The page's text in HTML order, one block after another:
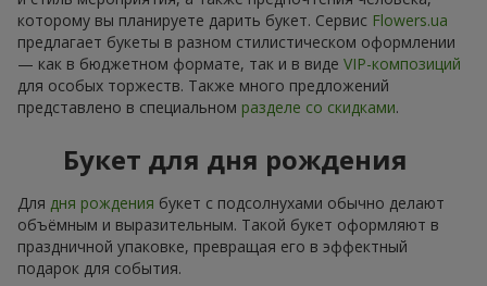
которому вы планируете дарить букет. Сервис Flowers.ua
предлагает букеты в разном стилистическом оформлении
— как в бюджетном формате, так и в виде VIP-композиций
для особых торжеств. Также много предложений
представлено в специальном разделе со скидками.
Букет для дня рождения
Для дня рождения букет с подсолнухами обычно делают
объёмным и выразительным. Такой букет оформляют в
праздничной упаковке, превращая его в эффектный
подарок для события.